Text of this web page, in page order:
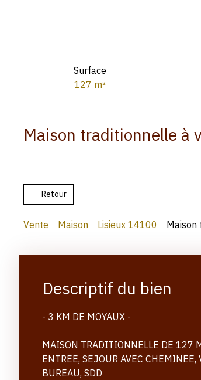
Surface
127 m²
Maison traditionnelle à
Retour
Vente Maison Lisieux 14100 Maison
Descriptif du bien
- 3 KM DE MOYAUX -
MAISON TRADITIONNELLE DE 127
ENTREE, SEJOUR AVEC
BUREAU, SDD